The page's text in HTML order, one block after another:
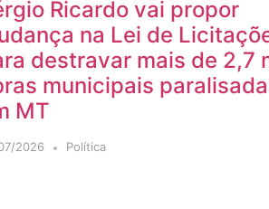
Ricardo vai propor
na Lei de
destravar mais de 2,7
municipais
MT
2026 Política